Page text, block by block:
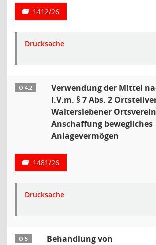
1412/26
Drucksache
Ö 4.2
Verwendung der Mittel
i.V.m. § 7 Abs. 2
Walterslebener
Anschaffung bewegliches
Anlagevermögen
1481/26
Drucksache
Ö 5
Behandlung von